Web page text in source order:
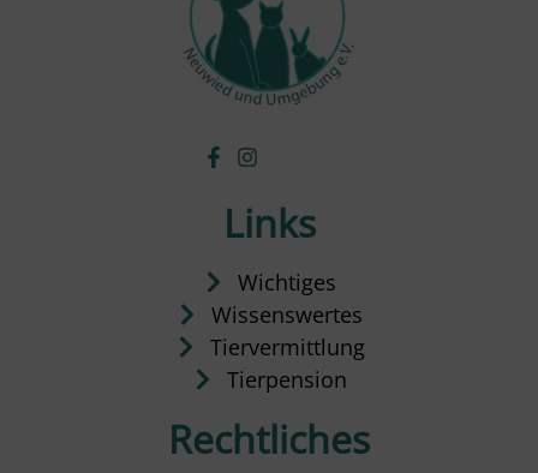
Links
Wichtiges
Wissenswertes
Tiervermittlung
Tierpension
Rechtliches